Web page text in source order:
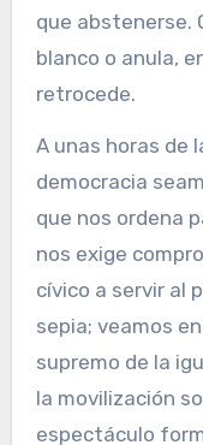
que abstenerse.
blanco o anula,
retrocede.
A unas horas de
democracia
que nos ordena
nos exige
cívico a servir al
sepia; veamos
supremo de la
la movilización
espectáculo